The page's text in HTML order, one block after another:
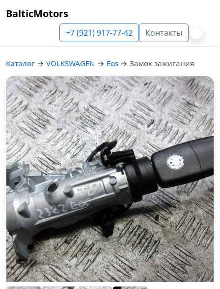
BalticMotors
+7 (921) 917-77-42 Контакты
Каталог → VOLKSWAGEN → Eos → Замок зажигания